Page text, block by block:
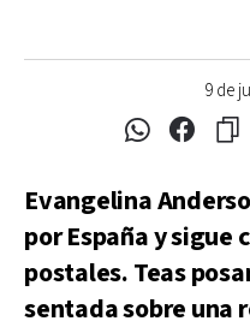
9 de
Evangelina
por España y
postales. Teas
sentada sobre una